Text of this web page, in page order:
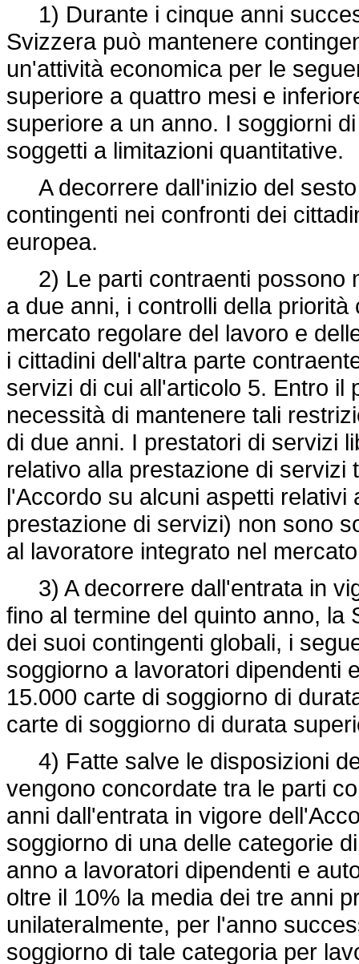
1) Durante i cinque anni
Svizzera può mantenere
un'attività economica per le
superiore a quattro mesi e
superiore a un anno. I soggiorni
soggetti a limitazioni quantitative.
A decorrere dall'inizio del
contingenti nei confronti dei
europea.
2) Le parti contraenti possono
a due anni, i controlli della
mercato regolare del lavoro e
i cittadini dell'altra parte
servizi di cui all'articolo 5. Entro il
necessità di mantenere tali
di due anni. I prestatori di servizi
relativo alla prestazione di
l'Accordo su alcuni aspetti
prestazione di servizi) non sono
al lavoratore integrato nel
3) A decorrere dall'entrata in
fino al termine del quinto anno,
dei suoi contingenti globali, i
soggiorno a lavoratori dipendenti
15.000 carte di soggiorno di
carte di soggiorno di durata
4) Fatte salve le disposizioni
vengono concordate tra le parti
anni dall'entrata in vigore
soggiorno di una delle categorie
anno a lavoratori dipendenti e
oltre il 10% la media dei tre anni
unilateralmente, per l'anno
soggiorno di tale categoria per